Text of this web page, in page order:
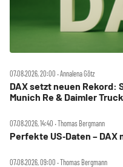
07.08.2026, 20:00 ‧ Annalena Götz
DAX setzt neuen Rekord:
Munich Re & Daimler
07.08.2026, 14:40 ‧ Thomas Bergmann
Perfekte US‑Daten –
07.08.2026, 09:00 ‧ Thomas Bergmann